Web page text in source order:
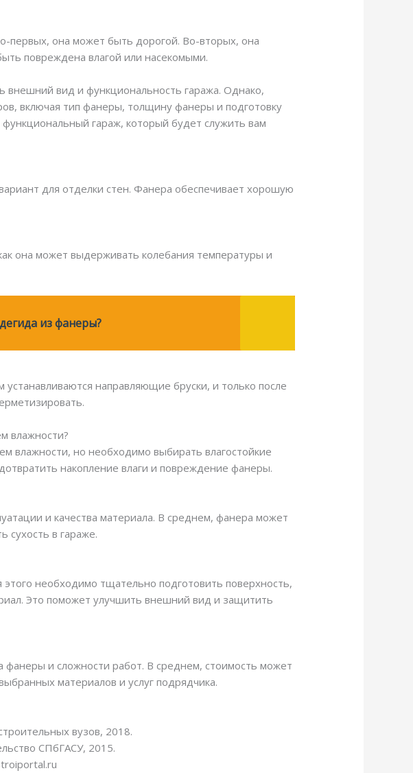
первых, она может быть дорогой. Во-вторых, она
повреждена влагой или насекомыми.
вид и функциональность гаража. Однако,
включая тип фанеры, толщину фанеры и подготовку
гараж, который будет служить вам
для отделки стен. Фанера обеспечивает хорошую
она может выдерживать колебания температуры и
из фанеры?
направляющие бруски, и только после
влажности?
влажности, но необходимо выбирать влагостойкие
накопление влаги и повреждение фанеры.
и качества материала. В среднем, фанера может
сухость в гараже.
необходимо тщательно подготовить поверхность,
Это поможет улучшить внешний вид и защитить
фанеры и сложности работ. В среднем, стоимость может
материалов и услуг подрядчика.
вузов, 2018.
СПбГАСУ, 2015.